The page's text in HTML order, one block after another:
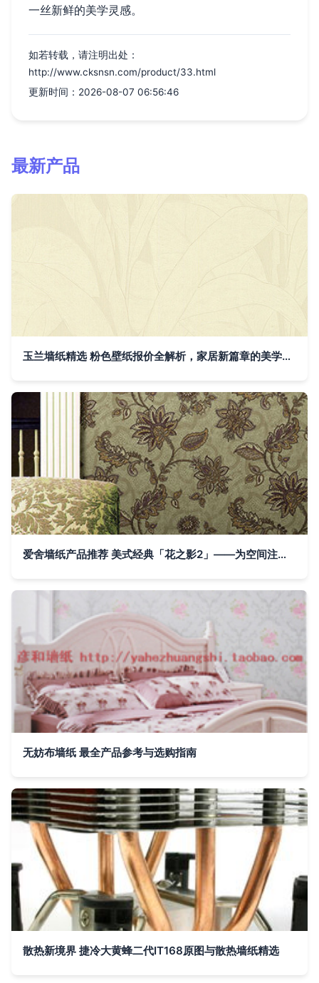
一丝新鲜的美学灵感。
如若转载，请注明出处：
http://www.cksnsn.com/product/33.html
更新时间：2026-08-07 06:56:46
最新产品
玉兰墙纸精选 粉色壁纸报价全解析，家居新篇章的美学起点
爱舍墙纸产品推荐 美式经典「花之影2」——为空间注入自然灵感
无妨布墙纸 最全产品参考与选购指南
散热新境界 捷冷大黄蜂二代IT168原图与散热墙纸精选